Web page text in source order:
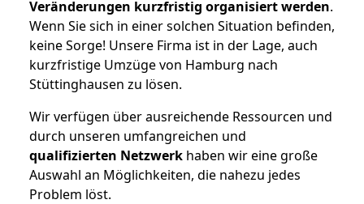
Veränderungen kurzfristig organisiert werden.
Wenn Sie sich in einer solchen Situation befinden,
keine Sorge! Unsere Firma ist in der Lage, auch
kurzfristige Umzüge von Hamburg nach
Stüttinghausen zu lösen.
Wir verfügen über ausreichende Ressourcen und
durch unseren umfangreichen und
qualifizierten Netzwerk haben wir eine große
Auswahl an Möglichkeiten, die nahezu jedes
Problem löst.